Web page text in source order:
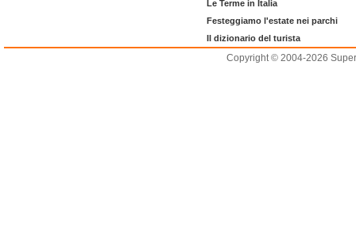
Le Terme in Italia
Festeggiamo l'estate nei parchi
Il dizionario del turista
Copyright © 2004-2026